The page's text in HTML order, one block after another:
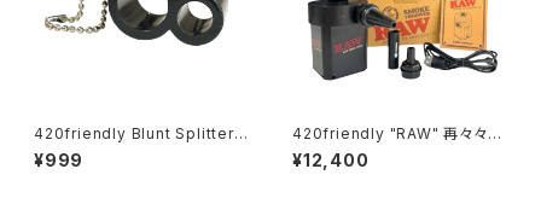
420friendly Blunt Splitter
Pro｜ブラント専用2WAYカッタ
ー（キーホルダー付き）
¥999
420friendly "RAW" 再々々々
入荷！笑いを呼ぶRAWの究極デ
バイス『Smoke Thrower』
¥12,400